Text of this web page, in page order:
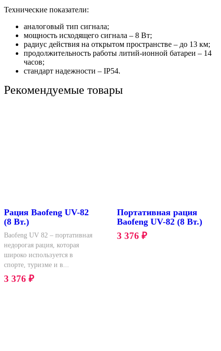
Технические показатели:
аналоговый тип сигнала;
мощность исходящего сигнала – 8 Вт;
радиус действия на открытом пространстве – до 13 км;
продолжительность работы литий-ионной батареи – 14
часов;
стандарт надежности – IP54.
Рекомендуемые товары
Рация Baofeng UV-82
(8 Вт.)
Baofeng UV 82 – портативная
недорогая рация, которая
широко используется в
спорте, туризме и в...
3 376 ₽
Портативная рация
Baofeng UV-82 (8 Вт.)
3 376 ₽